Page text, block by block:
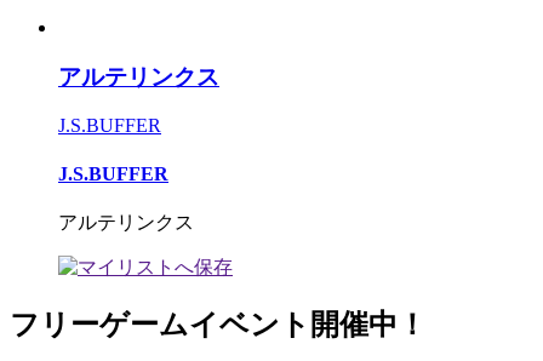
アルテリンクス
J.S.BUFFER
J.S.BUFFER
アルテリンクス
フリーゲームイベント開催中！